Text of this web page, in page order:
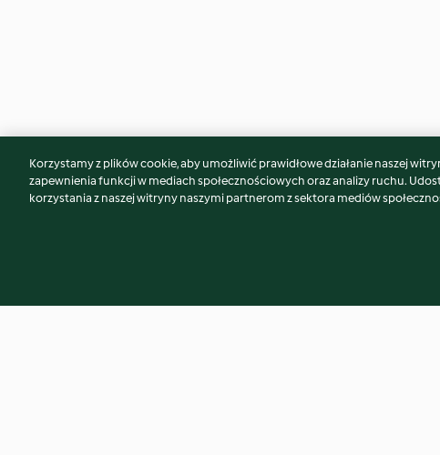
Może spodoba Ci się również...
Korzystamy z plików cookie, aby umożliwić prawidłowe działanie naszej
zapewnienia funkcji w mediach społecznościowych oraz analizy ruchu.
korzystania z naszej witryny naszymi partnerom z sektora mediów